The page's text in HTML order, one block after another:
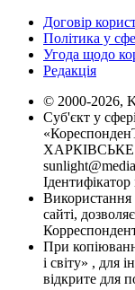
Договір
Політика у
Угода щодо
Редакція
© 2000-2026,
Суб'єкт у
ХАРКІВСЬКЕ
Використання
сайті,
При
і світу» , для
відкрите для